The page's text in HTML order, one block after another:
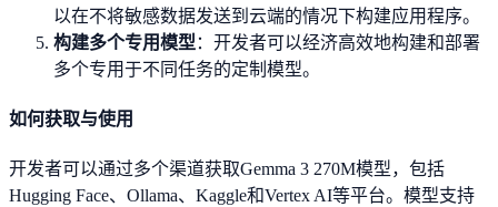
以在不将敏感数据发送到云端的情况下构建应用程序。
构建多个专用模型 ：开发者可以经济高效地构建和部署
多个专用于不同任务的定制模型。
如何获取与使用
开发者可以通过多个渠道获取Gemma 3 270M模型，包括
Hugging Face、Ollama、Kaggle和Vertex AI等平台。模型支持